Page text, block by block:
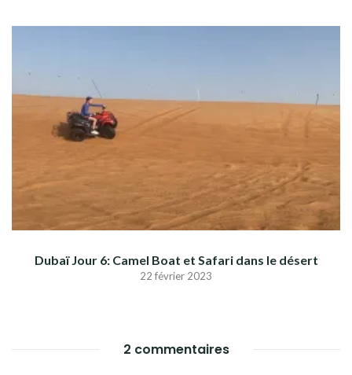
Dubaï Jour 6: Camel Boat et Safari dans le désert
22 février 2023
2 commentaires